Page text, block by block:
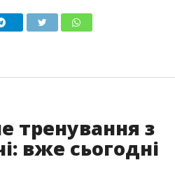
тренування з
вже сьогодні